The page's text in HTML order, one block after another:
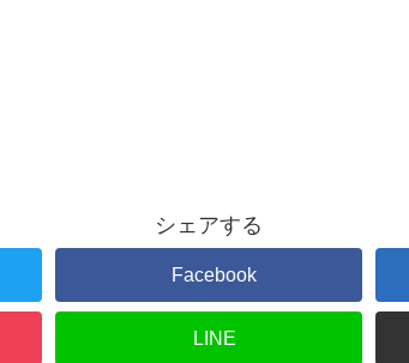
シェアする
Facebook
LINE